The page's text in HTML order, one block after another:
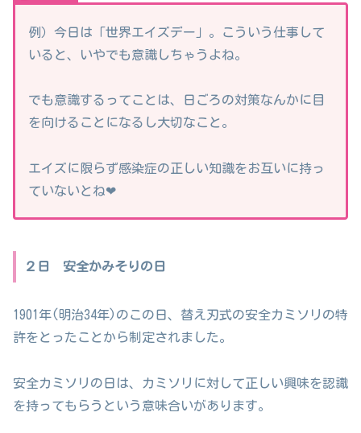
例）今日は「世界エイズデー」。こういう仕事して
いると、いやでも意識しちゃうよね。
でも意識するってことは、日ごろの対策なんかに目
を向けることになるし大切なこと。
エイズに限らず感染症の正しい知識をお互いに持っ
ていないとね❤
２日 安全かみそりの日
1901年(明治34年)のこの日、替え刃式の安全カミソリの特
許をとったことから制定されました。
安全カミソリの日は、カミソリに対して正しい興味を認識
を持ってもらうという意味合いがあります。